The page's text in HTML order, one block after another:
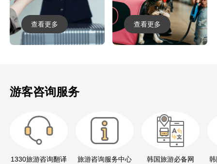
查看更多 查看更多
游客咨询服务
1330旅游咨询翻译
旅游咨询服务中心
韩国旅游必备网